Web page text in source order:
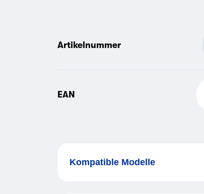
Artikelnummer
EAN
Kompatible Modelle